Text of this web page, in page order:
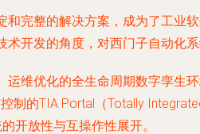
完整的解决方案，成为了工业
开发的角度，对西门子自动化
维优化的全生命周期数字孪生
的TIA Portal（Totally
开放性与互操作性展开。